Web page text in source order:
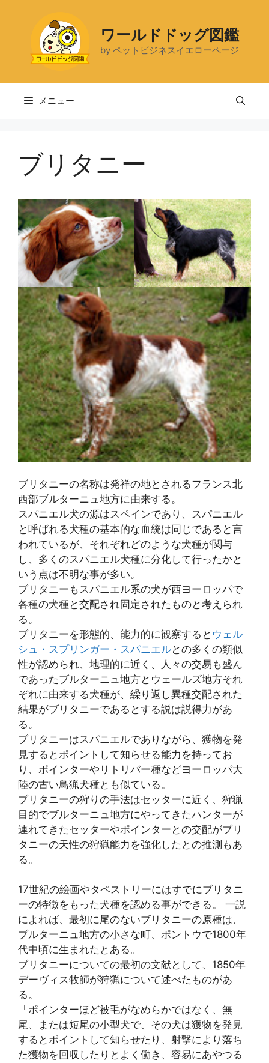
へ
ワールドドッグ図鑑
by ペットビジネスイエローページ
メニュー
ブリタニー
ブリタニーの名称は発祥の地とされるフランス北
西部ブルターニュ地方に由来する。
スパニエル犬の源はスペインであり、スパニエル
と呼ばれる犬種の基本的な血統は同じであると言
われているが、それぞれどのような犬種が関与
し、多くのスパニエル犬種に分化して行ったかと
いう点は不明な事が多い。
ブリタニーもスパニエル系の犬が西ヨーロッパで
各種の犬種と交配され固定されたものと考えられ
る。
ブリタニーを形態的、能力的に観察すると ウェル
シュ・スプリンガー・スパニエルとの多くの類似
性が認められ、地理的に近く、人々の交易も盛ん
であったブルターニュ地方とウェールズ地方それ
ぞれに由来する犬種が、繰り返し異種交配された
結果がブリタニーであるとする説は説得力があ
る。
ブリタニーはスパニエルでありながら、獲物を発
見するとポイントして知らせる能力を持ってお
り、ポインターやリトリバー種などヨーロッパ大
陸の古い鳥猟犬種とも似ている。
ブリタニーの狩りの手法はセッターに近く、狩猟
目的でブルターニュ地方にやってきたハンターが
連れてきたセッターやポインターとの交配がブリ
タニーの天性の狩猟能力を強化したとの推測もあ
る。
17世紀の絵画やタペストリーにはすでにブリタニ
ーの特徴をもった犬種を認める事ができる。 一説
によれば、最初に尾のないブリタニーの原種は、
ブルターニュ地方の小さな町、ポントウで1800年
代中頃に生まれたとある。
ブリタニーについての最初の文献として、1850年
デーヴィス牧師が狩猟について述べたものがあ
る。
「ポインターほど被毛がなめらかではなく、無
尾、または短尾の小型犬で、その犬は獲物を発見
するとポイントして知らせたり、射撃により落ち
た獲物を回収したりとよく働き、容易にあやつる